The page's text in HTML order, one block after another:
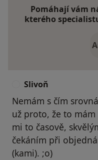
Pomáhají vám
kterého
Slivoň
Nemám s čím
už proto, že to
mi to časově,
čekáním při
(kami). ;o)